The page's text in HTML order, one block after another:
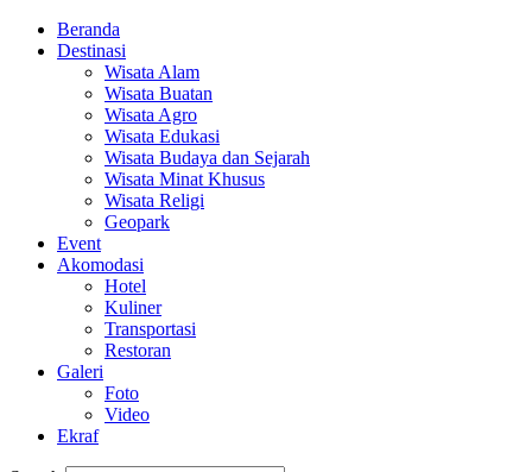
Beranda
Destinasi
Wisata Alam
Wisata Buatan
Wisata Agro
Wisata Edukasi
Wisata Budaya dan Sejarah
Wisata Minat Khusus
Wisata Religi
Geopark
Event
Akomodasi
Hotel
Kuliner
Transportasi
Restoran
Galeri
Foto
Video
Ekraf